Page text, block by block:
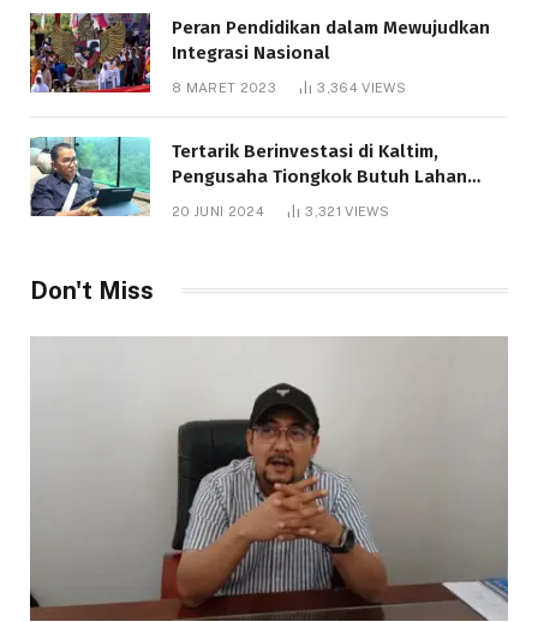
Peran Pendidikan dalam Mewujudkan
Integrasi Nasional
8 MARET 2023 3,364VIEWS
Tertarik Berinvestasi di Kaltim,
Pengusaha Tiongkok Butuh Lahan
1.000 Hektare
20 JUNI 2024 3,321VIEWS
Don't Miss